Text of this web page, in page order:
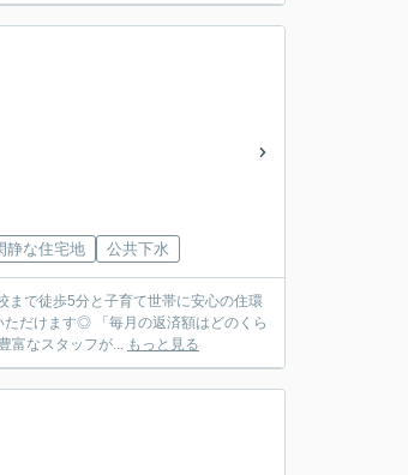
静な住宅地 公共下水
まで徒歩5分と子育て世帯に安心の住環
だけます◎ 「毎月の返済額はどのくら
富なスタッフが... もっと見る